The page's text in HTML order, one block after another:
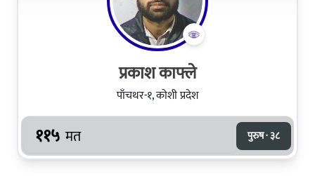
प्रकाश काफ्ले
पाँचथर-१, कोशी प्रदेश
११५ मत पुरुष · ३८